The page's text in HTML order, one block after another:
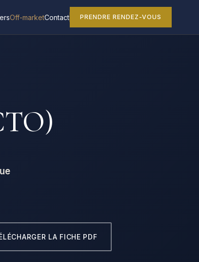
Off-marketContact PRENDRE RENDEZ-VOUS
LA FICHE PDF